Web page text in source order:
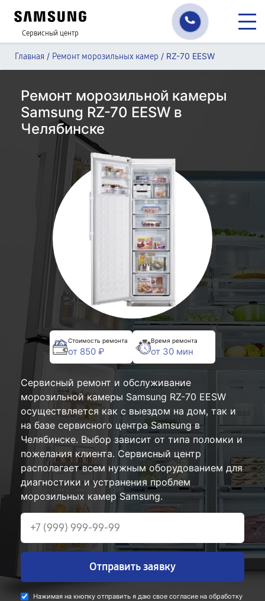
Сервисный центр
Главная / Ремонт морозильных камер / RZ-70 EESW
Ремонт морозильной камеры
Samsung RZ-70 EESW в
Челябинске
Стоимость ремонта
от 850 ₽
Время ремонта
от 30 мин
Сервисный ремонт и обслуживание
морозильной камеры Samsung RZ-70 EESW
осуществляется как с выездом на дом, так и
на базе сервисного центра Samsung в
Челябинске. Выбор зависит от типа поломки и
пожелания клиента. Сервисный центр
располагает всем нужным оборудованием для
диагностики и устранения проблем
морозильных камер Samsung.
Отправить заявку
Нажимая на кнопку отправить я даю свое согласие на обработку